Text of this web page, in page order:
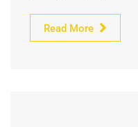
Read More